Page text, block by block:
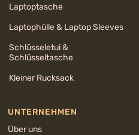
Laptoptasche
Laptophülle & Laptop Sleeves
Schlüsseletui &
Schlüsseltasche
Kleiner Rucksack
UNTERNEHMEN
Über uns